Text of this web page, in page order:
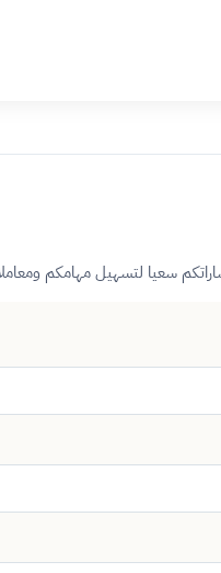
سعيا لتسهيل مهامكم